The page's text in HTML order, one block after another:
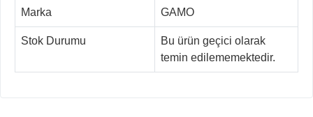
Marka GAMO
Stok Durumu
Bu ürün geçici olarak
temin edilememektedir.